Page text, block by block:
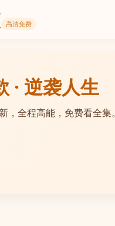
高清免费
· 逆袭人生
，全程高能，免费看全集。